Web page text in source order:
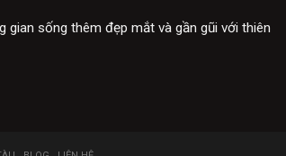
sống thêm đẹp mắt và gần gũi với thiên